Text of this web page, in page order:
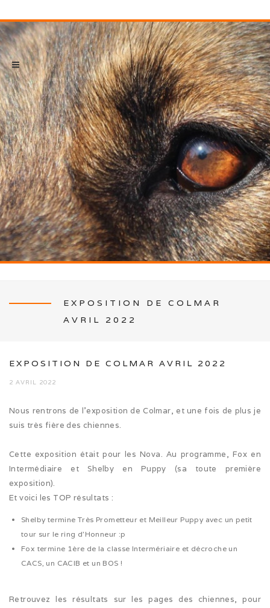
Nos activités canines
Photos de famille
Balade en famille (05/26)
Cruft (03/26)
EXPOSITION DE COLMAR
AVRIL 2022
EXPOSITION DE COLMAR AVRIL 2022
2 AVRIL 2022
Nous rentrons de l’exposition de Colmar, et une fois de plus je
suis très fière des chiennes.
Cette exposition était pour les Nova. Au programme, Fox en
Intermédiaire et Shelby en Puppy (sa toute première
exposition).
Et voici les TOP résultats :
Shelby termine Très Prometteur et Meilleur Puppy avec un petit
tour sur le ring d’Honneur :p
Fox termine 1ère de la classe Intermériaire et décroche un
CACS, un CACIB et un BOS !
Retrouvez les résultats sur les pages des chiennes, pour